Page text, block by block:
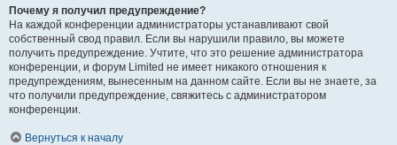
Почему я получил предупреждение?
На каждой конференции администраторы устанавливают свой
собственный свод правил. Если вы нарушили правило, вы можете
получить предупреждение. Учтите, что это решение администратора
конференции, и форум Limited не имеет никакого отношения к
предупреждениям, вынесенным на данном сайте. Если вы не знаете, за
что получили предупреждение, свяжитесь с администратором
конференции.
Вернуться к началу